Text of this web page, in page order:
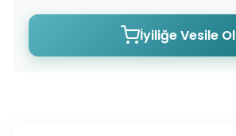
İyiliğe Vesile Ol